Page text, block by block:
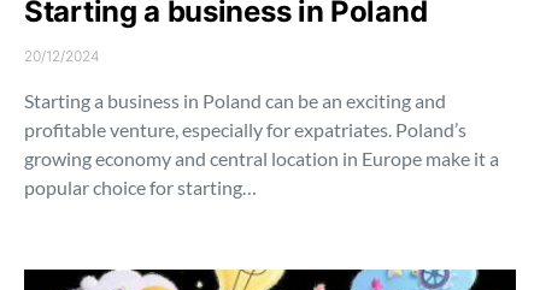
Starting a business in Poland
20/12/2024
Starting a business in Poland can be an exciting and
profitable venture, especially for expatriates. Poland’s
growing economy and central location in Europe make it a
popular choice for starting…